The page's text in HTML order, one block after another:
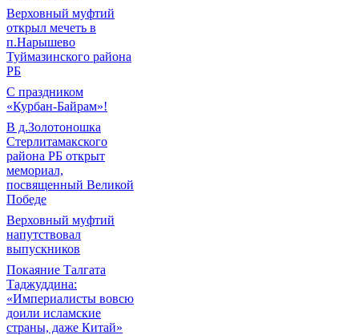
Верховный муфтий
открыл мечеть в
п.Нарышево
Туймазинского района
РБ
С праздником
«Курбан-Байрам»!
В д.Золотоношка
Стерлитамакского
района РБ открыт
мемориал,
посвященный Великой
Победе
Верховный муфтий
напутствовал
выпускников
Покаяние Талгата
Таджуддина:
«Империалисты вовсю
доили исламские
страны, даже Китай»